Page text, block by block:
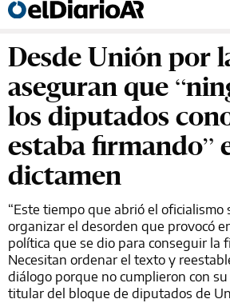
Desde Unión por
aseguran que
los diputados
estaba firmando”
dictamen
“Este tiempo que abrió el oficialismo
organizar el desorden que provocó
política que se dio para conseguir la
Necesitan ordenar el texto y
diálogo porque no cumplieron con
titular del bloque de diputados de